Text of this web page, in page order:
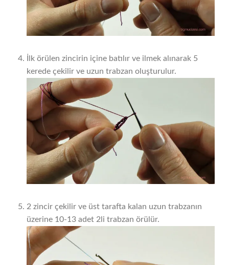
İlk örülen zincirin içine batılır ve ilmek alınarak 5
kerede çekilir ve uzun trabzan oluşturulur.
2 zincir çekilir ve üst tarafta kalan uzun trabzanın
üzerine 10-13 adet 2li trabzan örülür.